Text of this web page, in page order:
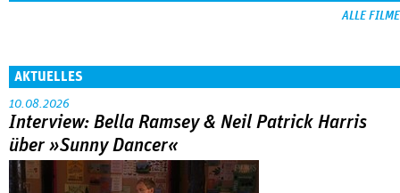
ALLE FILME
AKTUELLES
10.08.2026
Interview: Bella Ramsey & Neil Patrick Harris
über »Sunny Dancer«